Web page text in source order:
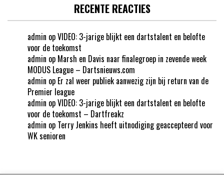
RECENTE REACTIES
admin opVIDEO: 3-jarige blijkt een dartstalent en belofte
voor de toekomst
admin op Marsh en Davis naar finalegroep in zevende week
MODUS League – Dartsnieuws.com
admin op Er zal weer publiek aanwezig zijn bij return van de
Premier league
admin opVIDEO: 3-jarige blijkt een dartstalent en belofte
voor de toekomst – Dartfreakz
admin op Terry Jenkins heeft uitnodiging geaccepteerd voor
WK senioren